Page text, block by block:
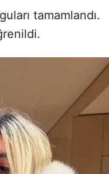
tamamlandı.